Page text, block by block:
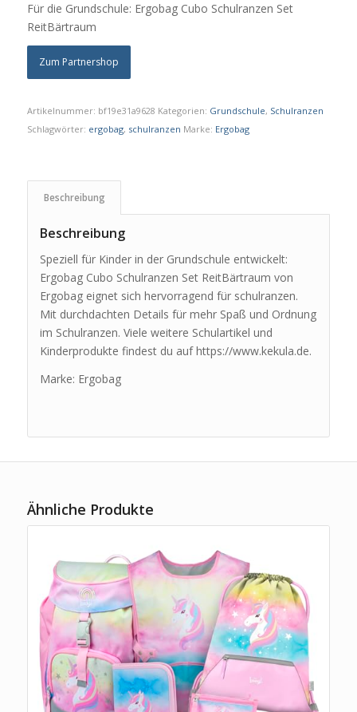
Für die Grundschule: Ergobag Cubo Schulranzen Set
ReitBärtraum
Zum Partnershop
Artikelnummer: bf19e31a9628 Kategorien: Grundschule, Schulranzen
Schlagwörter: ergobag, schulranzen Marke: Ergobag
Beschreibung
Beschreibung
Speziell für Kinder in der Grundschule entwickelt:
Ergobag Cubo Schulranzen Set ReitBärtraum von
Ergobag eignet sich hervorragend für schulranzen.
Mit durchdachten Details für mehr Spaß und Ordnung
im Schulranzen. Viele weitere Schulartikel und
Kinderprodukte findest du auf https://www.kekula.de.
Marke: Ergobag
Ähnliche Produkte